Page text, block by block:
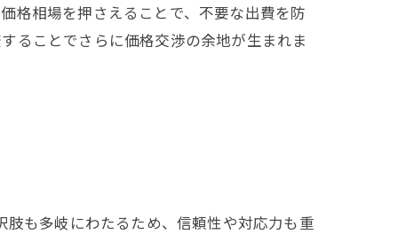
格相場を押さえることで、不要な出費を防
ることでさらに価格交渉の余地が生まれま
も多岐にわたるため、信頼性や対応力も重